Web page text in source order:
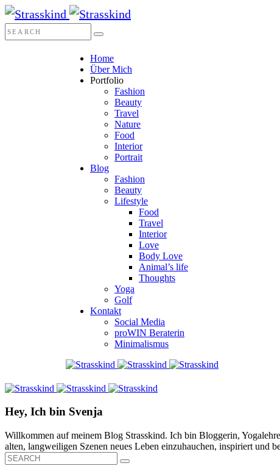
Home
Über Mich
Portfolio
Fashion
Beauty
Travel
Nature
Food
Interior
Portrait
Blog
Fashion
Beauty
Lifestyle
Food
Travel
Interior
Love
Body Love
Animal’s life
Thoughts
Yoga
Golf
Kontakt
Social Media
proWIN Beraterin
Minimalismus
Hey, Ich bin Svenja
Willkommen auf meinem Blog Strasskind. Ich bin Bloggerin,
alten, langweiligen Szenen neues Leben einzuhauchen, inspiriert und